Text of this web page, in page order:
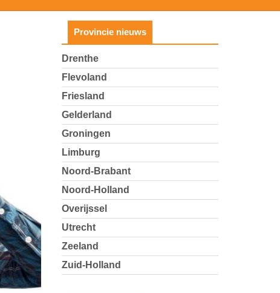
Provincie nieuws
Drenthe
Flevoland
Friesland
Gelderland
Groningen
Limburg
Noord-Brabant
Noord-Holland
Overijssel
Utrecht
Zeeland
Zuid-Holland